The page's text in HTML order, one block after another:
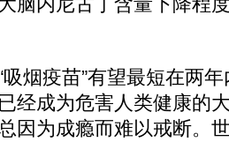
疫苗”有望最短在两年
经成为危害人类健康的
因为成瘾而难以戒断。